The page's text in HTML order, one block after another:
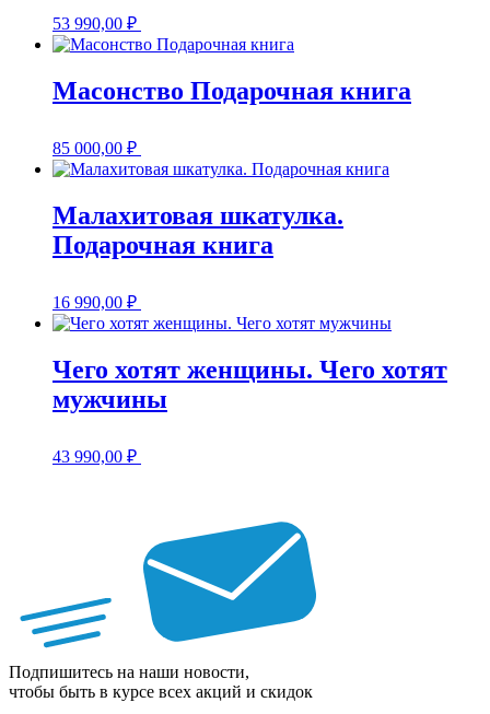
53 990,00 ₽
Масонство Подарочная книга
85 000,00 ₽
Малахитовая шкатулка.
Подарочная книга
16 990,00 ₽
Чего хотят женщины. Чего хотят
мужчины
43 990,00 ₽
Подпишитесь на наши новости,
чтобы быть в курсе всех акций и скидок